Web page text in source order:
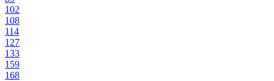
102
108
114
127
133
159
168